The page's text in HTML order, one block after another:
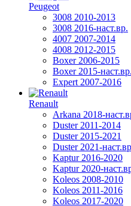
Peugeot
3008 2010-2013
3008 2016-наст.вр.
4007 2007-2014
4008 2012-2015
Boxer 2006-2015
Boxer 2015-наст.вр.
Expert 2007-2016
Renault
Arkana 2018-
Duster 2011-2014
Duster 2015-2021
Duster 2021-
Kaptur 2016-2020
Kaptur 2020-
Koleos 2008-2010
Koleos 2011-2016
Koleos 2017-2020